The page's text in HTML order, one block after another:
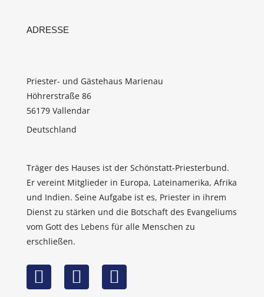
ADRESSE
Priester- und Gästehaus Marienau
Höhrerstraße 86
56179 Vallendar
Deutschland
Träger des Hauses ist der Schönstatt-Priesterbund.
Er vereint Mitglieder in Europa, Lateinamerika, Afrika
und Indien. Seine Aufgabe ist es, Priester in ihrem
Dienst zu stärken und die Botschaft des Evangeliums
vom Gott des Lebens für alle Menschen zu
erschließen.